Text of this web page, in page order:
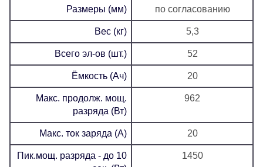
Размеры (мм) по согласованию
Вес (кг) 5,3
Всего эл-ов (шт.) 52
Ёмкость (Ач) 20
Макс. продолж. мощ.
разряда (Вт)
962
Макс. ток заряда (А) 20
Пик.мощ. разряда - до 10
1450